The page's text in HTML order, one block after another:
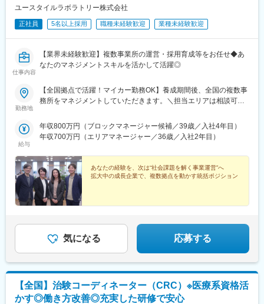
ユースタイルラボラトリー株式会社
正社員 5名以上採用 職種未経験歓迎 業種未経験歓迎
仕事内容
【業界未経験歓迎】複数事業所の運営・採用育成等をお任せ◆あ
なたのマネジメントスキルを活かして活躍◎
勤務地
【全国拠点で活躍！マイカー勤務OK】養成期間後、全国の複数事
務所をマネジメントしていただきます。＼担当エリアは相談可
《養成期間中の勤務地》現在は東京、横浜、埼玉、福岡の事業所
で行っていますが、ご希望に合わせて、お住まいのエリアで行う
ことも可能です。また社宅の利用もできますので、ご面接時にお
が対象※現在お住まいの地域又はジェネラルマネージャーと相談の
上決定《配属事業部について》障害福祉事業では「重度訪問介
護」と「グループホーム」、高齢者事業では「訪問介護事業」を
展開しています。配属に関しては、適性や条件等に応じて、配属
の事業部を決定。あなたの適性や能力を活かせる適切な部署でご
なる点はご相談ください。☆引越し手当支給・借り上げ社宅提供
あり（無料）
給与
年収800万円（ブロックマネージャー候補／39歳／入社4年目）
年収700万円（エリアマネージャー／36歳／入社2年目）
あなたの経験を、次は“社会課題を解く事業運営”へ
拡大中の成長企業で、複数拠点を動かす統括ポジション
気になる 応募する
【全国】治験コーディネーター（CRC）※医療系資格活
かす◎働き方改善◎充実した研修で安心